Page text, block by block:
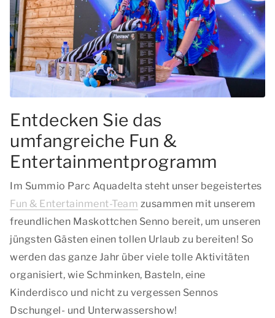
Entdecken Sie das
umfangreiche Fun &
Entertainmentprogramm
Im Summio Parc Aquadelta steht unser begeistertes
Fun & Entertainment-Team zusammen mit unserem
freundlichen Maskottchen Senno bereit, um unseren
jüngsten Gästen einen tollen Urlaub zu bereiten! So
werden das ganze Jahr über viele tolle Aktivitäten
organisiert, wie Schminken, Basteln, eine
Kinderdisco und nicht zu vergessen Sennos
Dschungel- und Unterwassershow!